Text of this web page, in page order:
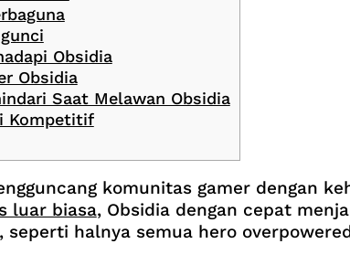
Obsidia
Obsidia
Saat Melawan Obsidia
Kompetitif
komunitas gamer dengan
luar biasa, Obsidia dengan cepat
seperti halnya semua hero